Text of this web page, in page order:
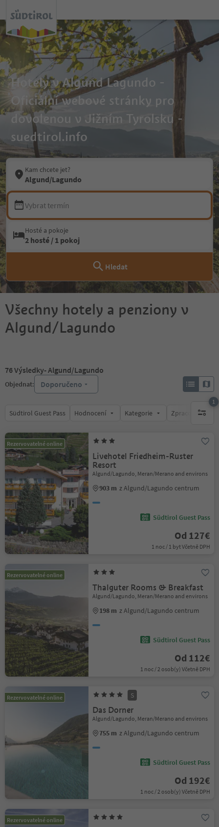
Hotely v Algund Lagundo -
Oficiální webové stránky pro
dovolenou v Jižním Tyrolsku -
suedtirol.info
Kam chcete jet?
Algund/Lagundo
Vybrat termín
Hosté a pokoje
2 hosté / 1 pokoj
Hledat
Všechny hotely a penziony v
Algund/Lagundo
76Výsledky- Algund/Lagundo
Objednat: Doporučeno
Südtirol Guest Pass Hodnocení Kategorie Zpracovává
1
1
Rezervovatelné online
Livehotel Friedheim-Ruster
Resort
Algund/Lagundo, Meran/Merano and environs
903 m z Algund/Lagundo centrum
Südtirol Guest Pass
Od 127€
1 noc / 1 byt Včetně DPH
Rezervovatelné online
Thalguter Rooms & Breakfast
Algund/Lagundo, Meran/Merano and environs
198 m z Algund/Lagundo centrum
Südtirol Guest Pass
Od 112€
1 noc / 2 osob(y) Včetně DPH
Rezervovatelné online S
Das Dorner
Algund/Lagundo, Meran/Merano and environs
755 m z Algund/Lagundo centrum
Südtirol Guest Pass
Od 192€
1 noc / 2 osob(y) Včetně DPH
Rezervovatelné online